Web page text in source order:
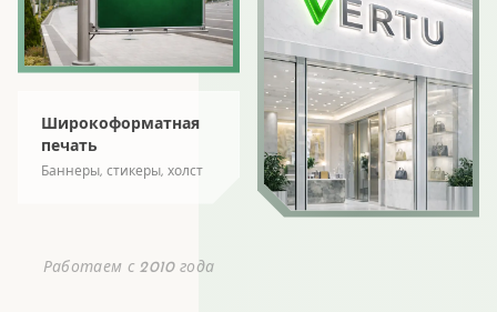
Широкоформатная
печать
Баннеры, стикеры, холст
Работаем с 2010 года